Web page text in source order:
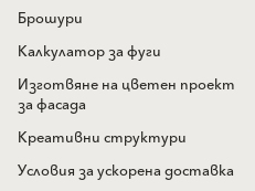
Брошури
Калкулатор за фуги
Изготвяне на цветен проект
за фасада
Креативни структури
Условия за ускорена доставка